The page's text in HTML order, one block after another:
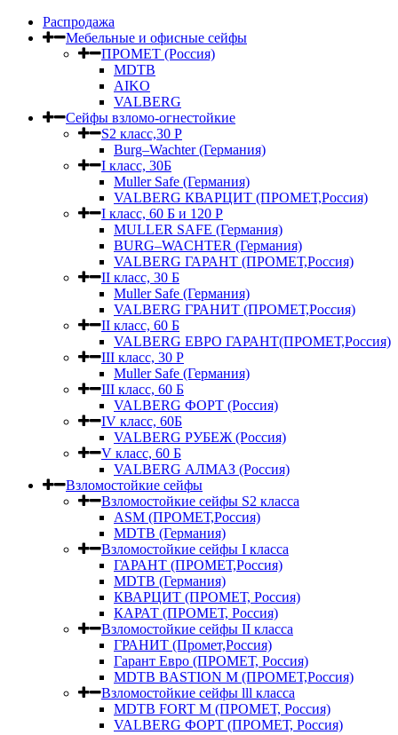
Распродажа
Мебельные и офисные сейфы
ПРОМЕТ (Россия)
MDTB
AIKO
VALBERG
Сейфы взломо-огнестойкие
S2 класс,30 Р
Burg–Wachter (Германия)
I класс, 30Б
Muller Safe (Германия)
VALBERG КВАРЦИТ (ПРОМЕТ,Россия)
I класс, 60 Б и 120 Р
MULLER SAFE (Германия)
BURG–WACHTER (Германия)
VALBERG ГАРАНТ (ПРОМЕТ,Россия)
II класс, 30 Б
Muller Safe (Германия)
VALBERG ГРАНИТ (ПРОМЕТ,Россия)
II класс, 60 Б
VALBERG ЕВРО ГАРАНТ(ПРОМЕТ,Россия)
III класс, 30 Р
Muller Safe (Германия)
III класс, 60 Б
VALBERG ФОРТ (Россия)
IV класс, 60Б
VALBERG РУБЕЖ (Россия)
V класс, 60 Б
VALBERG АЛМАЗ (Россия)
Взломостойкие сейфы
Взломостойкие сейфы S2 класса
ASM (ПРОМЕТ,Россия)
MDTB (Германия)
Взломостойкие сейфы I класса
ГАРАНТ (ПРОМЕТ,Россия)
MDTB (Германия)
КВАРЦИТ (ПРОМЕТ, Россия)
КАРАТ (ПРОМЕТ, Россия)
Взломостойкие сейфы II класса
ГРАНИТ (Промет,Россия)
Гарант Евро (ПРОМЕТ, Россия)
MDTB BASTION M (ПРОМЕТ,Россия)
Взломостойкие сейфы lll класса
MDTB FORT M (ПРОМЕТ, Россия)
VALBERG ФОРТ (ПРОМЕТ, Россия)